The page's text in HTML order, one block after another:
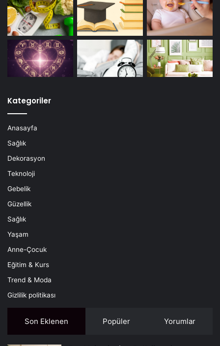
Kategoriler
Anasayfa
Sağlık
Dekorasyon
Teknoloji
Gebelik
Güzellik
Sağlık
Yaşam
Anne-Çocuk
Eğitim & Kurs
Trend & Moda
Gizlilik politikası
Son Eklenen Popüler Yorumlar